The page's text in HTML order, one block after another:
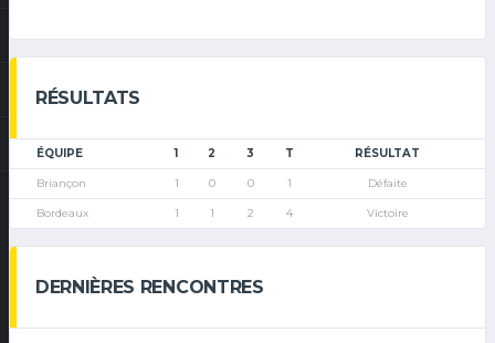
RÉSULTATS
ÉQUIPE 1 2 3 T RÉSULTAT
Briançon 1 0 0 1 Défaite
Bordeaux 1 1 2 4 Victoire
DERNIÈRES RENCONTRES